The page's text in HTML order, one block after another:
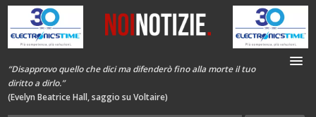
“Disapprovo quello che dici ma difenderò fino alla morte il tuo
diritto a dirlo.”
(Evelyn Beatrice Hall, saggio su Voltaire)